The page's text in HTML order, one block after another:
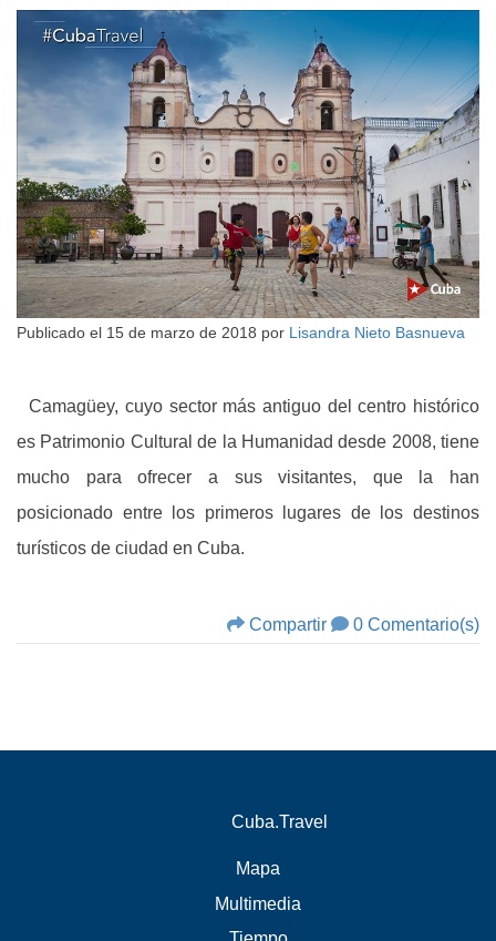
Publicado el 15 de marzo de 2018 por Lisandra Nieto Basnueva
Camagüey, cuyo sector más antiguo del centro histórico
es Patrimonio Cultural de la Humanidad desde 2008, tiene
mucho para ofrecer a sus visitantes, que la han
posicionado entre los primeros lugares de los destinos
turísticos de ciudad en Cuba.
Compartir 0 Comentario(s)
Cuba.Travel
Mapa
Multimedia